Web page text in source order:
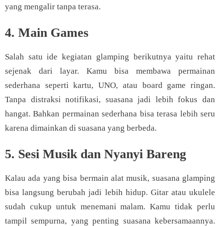
yang mengalir tanpa terasa.
4. Main Games
Salah satu ide kegiatan glamping berikutnya yaitu rehat
sejenak dari layar. Kamu bisa membawa permainan
sederhana seperti kartu, UNO, atau board game ringan.
Tanpa distraksi notifikasi, suasana jadi lebih fokus dan
hangat. Bahkan permainan sederhana bisa terasa lebih seru
karena dimainkan di suasana yang berbeda.
5. Sesi Musik dan Nyanyi Bareng
Kalau ada yang bisa bermain alat musik, suasana glamping
bisa langsung berubah jadi lebih hidup. Gitar atau ukulele
sudah cukup untuk menemani malam. Kamu tidak perlu
tampil sempurna, yang penting suasana kebersamaannya.